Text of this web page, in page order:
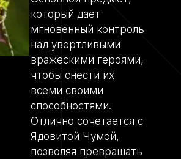
который даёт
мгновенный контроль
над увёртливыми
вражескими героями,
чтобы снести их
всеми своими
способностями.
Отлично сочетается с
Ядовитой Чумой,
позволяя превращать